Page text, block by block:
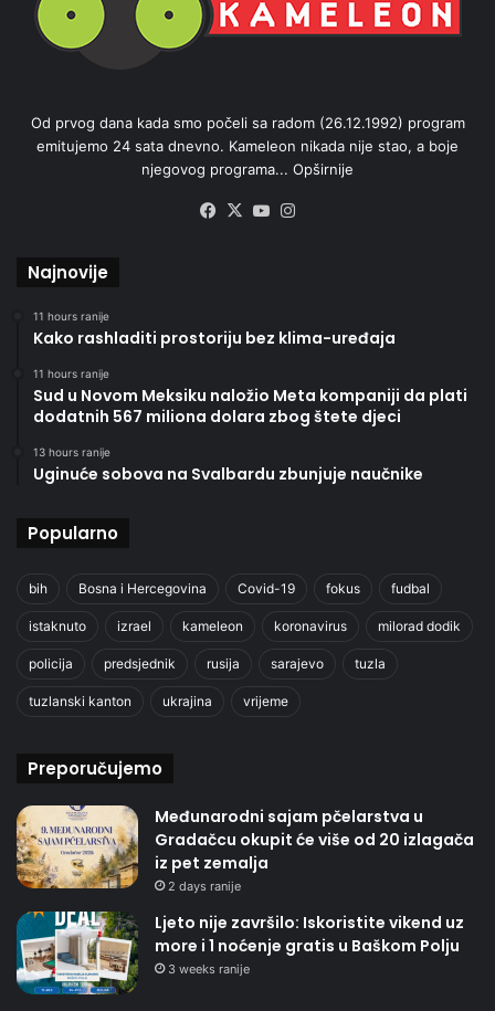
Od prvog dana kada smo počeli sa radom (26.12.1992) program
emitujemo 24 sata dnevno. Kameleon nikada nije stao, a boje
njegovog programa... Opširnije
Facebook
X YouTube
Najnovije
11 hours ranije
Kako rashladiti prostoriju bez klima-uređaja
11 hours ranije
Sud u Novom Meksiku naložio Meta kompaniji da plati
dodatnih 567 miliona dolara zbog štete djeci
13 hours ranije
Uginuće sobova na Svalbardu zbunjuje naučnike
Popularno
bih Bosna i Hercegovina Covid-19 fokus fudbal
istaknuto izrael kameleon koronavirus milorad dodik
policija predsjednik rusija sarajevo tuzla
tuzlanski kanton ukrajina vrijeme
Preporučujemo
Međunarodni sajam pčelarstva u
Gradačcu okupit će više od 20 izlagača
iz pet zemalja
2 days ranije
Ljeto nije završilo: Iskoristite vikend uz
more i 1 noćenje gratis u Baškom Polju
3 weeks ranije